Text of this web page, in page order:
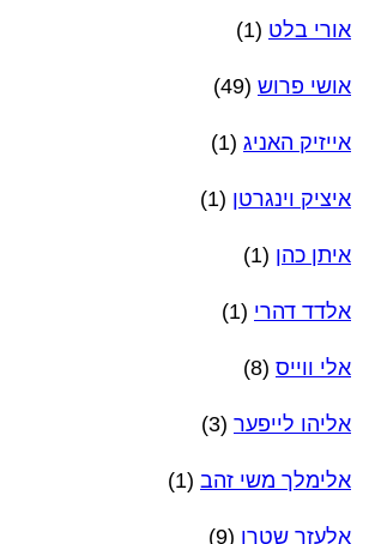
אורי בלט (1)
אושי פרוש (49)
אייזיק האניג (1)
איציק וינגרטן (1)
איתן כהן (1)
אלדד דהרי (1)
אלי ווייס (8)
אליהו לייפער (3)
אלימלך משי זהב (1)
אלעזר שטרן (9)